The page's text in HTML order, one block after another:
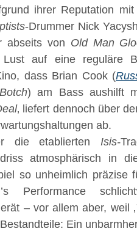
ihrer Reputation
-Drummer Nick
abseits von Old Man
Lust auf eine reguläre
dass Brian Cook (
) am Bass aushilft
‚ liefert dennoch über
ab.
die etabliertenIsis-
atmosphärisch in
so unheimlich präzise
Performance
– vor allem aber, weil ‚
Ein